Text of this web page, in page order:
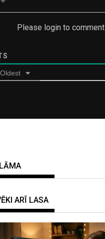
Please login to comment
Oldest
ARĪ LASA